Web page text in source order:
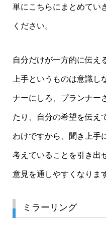
単にこちらにまとめてい
ください。
自分だけが一方的に伝え
上手というものは意識し
ナーにしろ、プランナー
たり、自分の希望を伝え
わけですから、聞き上手
考えていることを引き出
意見を通しやすくなります
ミラーリング